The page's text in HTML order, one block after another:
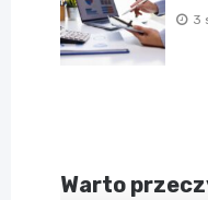
3
Warto